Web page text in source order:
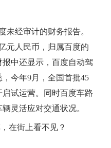
未经审计的财务报告。
元人民币，归属百度的
中还显示，百度自动驾
今年9月，全国首批45
试运营。同时百度车路
灵活应对交通状况。